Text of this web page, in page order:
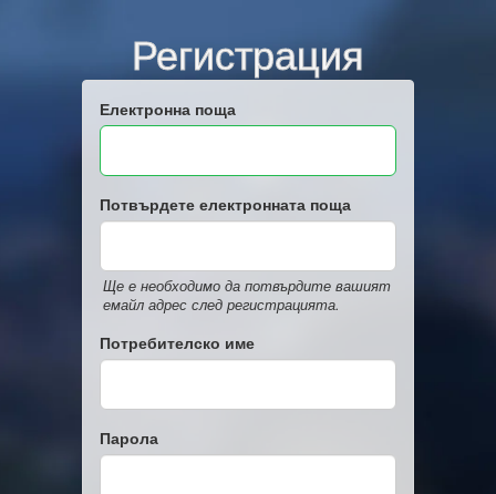
Регистрация
Електронна поща
Потвърдете електронната поща
Ще е необходимо да потвърдите вашият
емайл адрес след регистрацията.
Потребителско име
Парола